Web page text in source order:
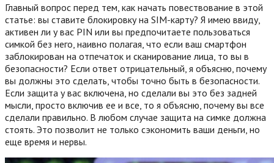
Главный вопрос перед тем, как начать повествование в этой
статье: вы ставите блокировку на SIM-карту? Я имею ввиду,
активен ли у вас PIN или вы предпочитаете пользоваться
симкой без него, наивно полагая, что если ваш смартфон
заблокирован на отпечаток и сканирование лица, то вы в
безопасности? Если ответ отрицательный, я объясню, почему
вы должны это сделать, чтобы точно быть в безопасности.
Если защита у вас включена, но сделали вы это без задней
мысли, просто включив ее и все, то я объясню, почему вы все
сделали правильно. В любом случае защита на симке должна
стоять. Это позволит не только сэкономить ваши деньги, но
еще время и нервы.